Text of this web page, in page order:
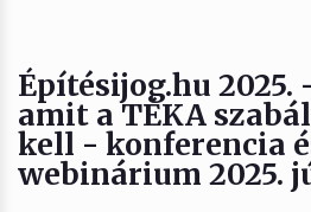
Építésijog.hu 2025.
amit a TÉKA
kell - konferencia
webinárium 2025.